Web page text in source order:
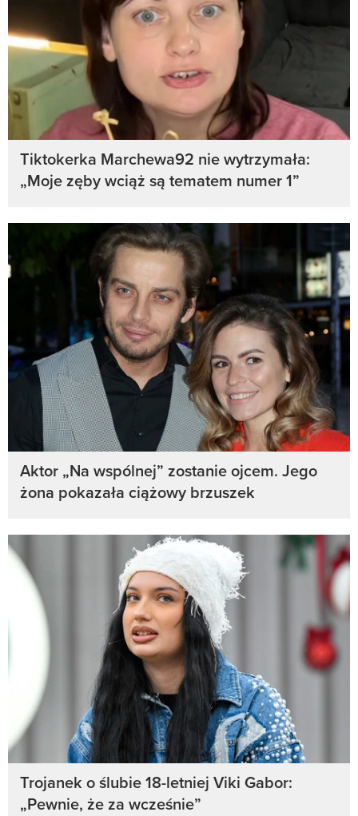
Tiktokerka Marchewa92 nie wytrzymała:
„Moje zęby wciąż są tematem numer 1”
Aktor „Na wspólnej” zostanie ojcem. Jego
żona pokazała ciążowy brzuszek
Trojanek o ślubie 18-letniej Viki Gabor:
„Pewnie, że za wcześnie”